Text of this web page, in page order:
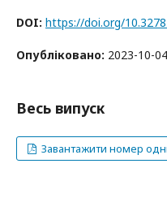
DOI: https://doi.org/
Опубліковано: 2023-10-04
Весь випуск
Завантажити номер